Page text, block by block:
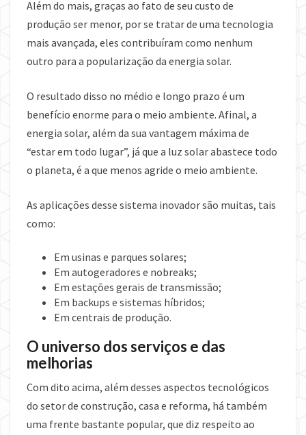
Além do mais, graças ao fato de seu custo de
produção ser menor, por se tratar de uma tecnologia
mais avançada, eles contribuíram como nenhum
outro para a popularização da energia solar.
O resultado disso no médio e longo prazo é um
benefício enorme para o meio ambiente. Afinal, a
energia solar, além da sua vantagem máxima de
“estar em todo lugar”, já que a luz solar abastece todo
o planeta, é a que menos agride o meio ambiente.
As aplicações desse sistema inovador são muitas, tais
como:
Em usinas e parques solares;
Em autogeradores e nobreaks;
Em estações gerais de transmissão;
Em backups e sistemas híbridos;
Em centrais de produção.
O universo dos serviços e das
melhorias
Com dito acima, além desses aspectos tecnológicos
do setor de construção, casa e reforma, há também
uma frente bastante popular, que diz respeito ao